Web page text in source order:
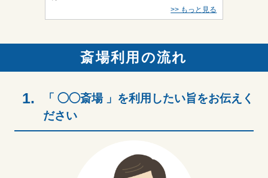
>> もっと見る
斎場利用の流れ
1.
「 ◯◯斎場 」を利用したい旨をお伝えく
ださい